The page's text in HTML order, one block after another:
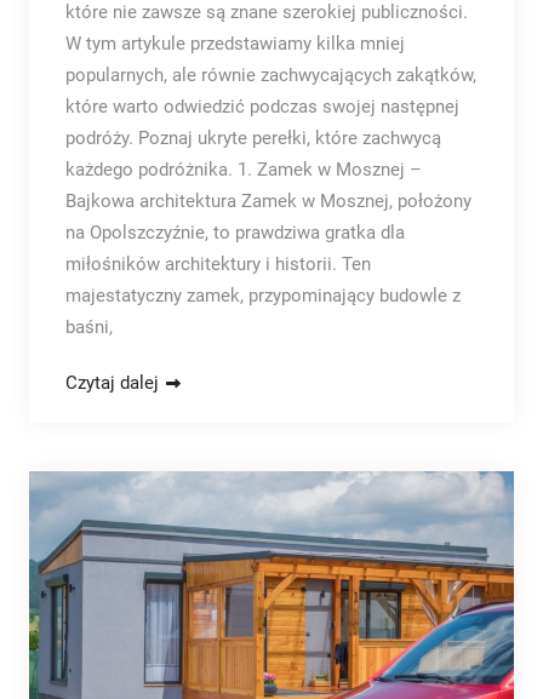
które nie zawsze są znane szerokiej publiczności.
W tym artykule przedstawiamy kilka mniej
popularnych, ale równie zachwycających zakątków,
które warto odwiedzić podczas swojej następnej
podróży. Poznaj ukryte perełki, które zachwycą
każdego podróżnika. 1. Zamek w Mosznej –
Bajkowa architektura Zamek w Mosznej, położony
na Opolszczyźnie, to prawdziwa gratka dla
miłośników architektury i historii. Ten
majestatyczny zamek, przypominający budowle z
baśni,
Czytaj dalej